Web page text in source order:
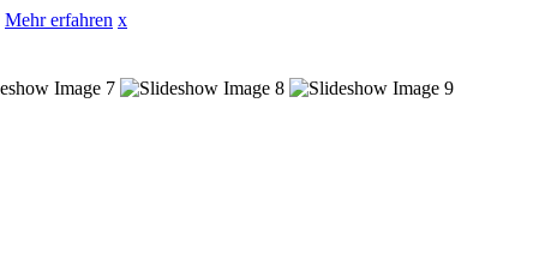
Mehr erfahren x